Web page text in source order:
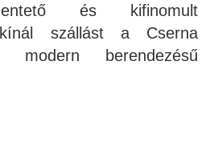
és kifinomult
kínál szállást a Cserna
modern berendezésű